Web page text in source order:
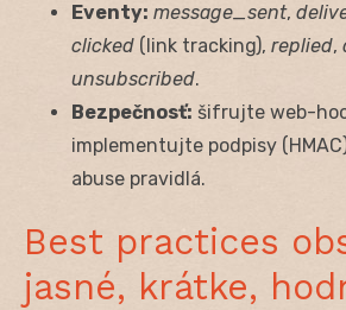
Eventy: message_sent,
clicked (link tracking), replied,
unsubscribed.
Bezpečnosť: šifrujte web-
implementujte podpisy
abuse pravidlá.
Best practices
jasné, krátke,